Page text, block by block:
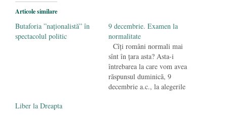
Big Pharma profită de pandemie ca să ne
vaccineze obligatoriu toată viața
- 26
aprilie 2020
Articole similare
Butaforia ”naționalistă” în
spectacolul politic
9 decembrie. Examen la
normalitate
Cîţi români normali mai
sînt în ţara asta? Asta-i
întrebarea la care vom avea
răspunsul duminică, 9
decembrie a.c., la alegerile
Liber la Dreapta